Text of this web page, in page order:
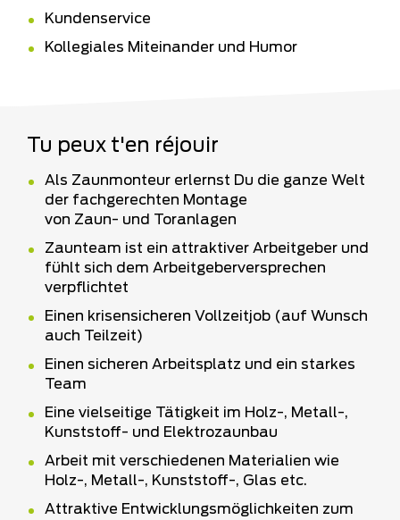
Kundenservice
Kollegiales Miteinander und Humor
Tu peux t'en réjouir
Als Zaunmonteur erlernst Du die ganze Welt
der fachgerechten Montage
von Zaun- und Toranlagen
Zaunteam ist ein attraktiver Arbeitgeber und
fühlt sich dem Arbeitgeberversprechen
verpflichtet
Einen krisensicheren Vollzeitjob (auf Wunsch
auch Teilzeit)
Einen sicheren Arbeitsplatz und ein starkes
Team
Eine vielseitige Tätigkeit im Holz-, Metall-,
Kunststoff- und Elektrozaunbau
Arbeit mit verschiedenen Materialien wie
Holz-, Metall-, Kunststoff-, Glas etc.
Attraktive Entwicklungsmöglichkeiten zum